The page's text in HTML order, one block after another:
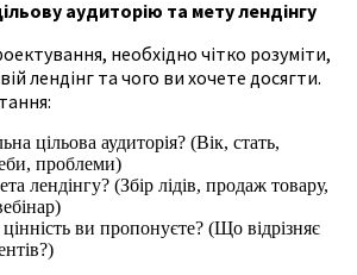
аудиторію та мету лендінгу
необхідно чітко розуміти,
лендінг та чого ви хочете досягти.
цільова аудиторія? (Вік, стать,
проблеми)
лендінгу? (Збір лідів, продаж товару,
ви пропонуєте? (Що відрізняє